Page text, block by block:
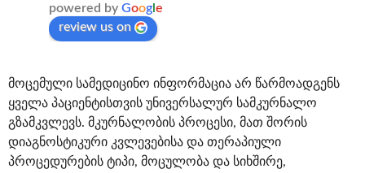
powered by Google
review us on
მოცემული სამედიცინო ინფორმაცია არ წარმოადგენს
ყველა პაციენტისთვის უნივერსალურ სამკურნალო
გზამკვლევს. მკურნალობის პროცესი, მათ შორის
დიაგნოსტიკური კვლევებისა და თერაპიული
პროცედურების ტიპი, მოცულობა და სიხშირე,